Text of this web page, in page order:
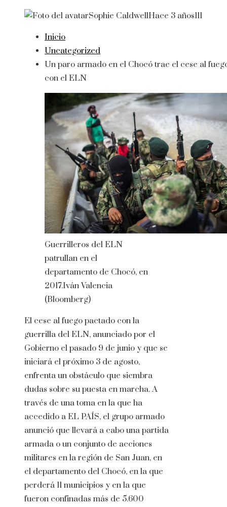
Sophie CaldwellHace 3 años111
Inicio
Uncategorized
Un paro armado en el Chocó trae el cese al
con el ELN
Guerrilleros del ELN
patrullan en el
departamento de Chocó, en
2017.Iván Valencia
(Bloomberg)
El cese al fuego pactado con la
guerrilla del ELN, anunciado por el
Gobierno el pasado 9 de junio y que se
iniciará el próximo 3 de agosto,
enfrenta un obstáculo que siembra
dudas sobre su puesta en marcha. A
través de una toma en la que ha
accedido a EL PAÍS, el grupo armado
anunció que llevará a cabo una partida
armada o un conjunto de acciones
militares en la región de San Juan, en
el departamento del Chocó, en la que
perderá 11 municipios y en la que
fueron confinadas más de 5.600